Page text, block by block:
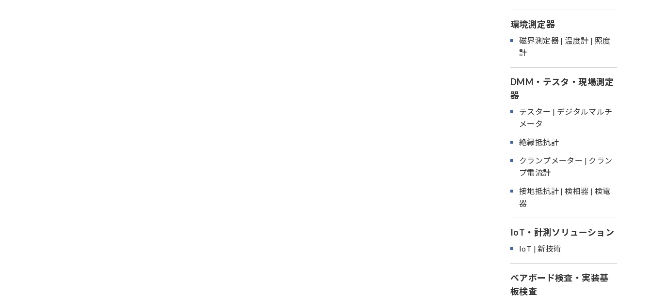
環境測定器
磁界測定器 | 温度計 | 照度
計
DMM・テスタ・現場測定
器
テスター | デジタルマルチ
メータ
絶縁抵抗計
クランプメーター | クラン
プ電流計
接地抵抗計 | 検相器 | 検電
器
IoT・計測ソリューション
IoT | 新技術
ベアボード検査・実装基
板検査